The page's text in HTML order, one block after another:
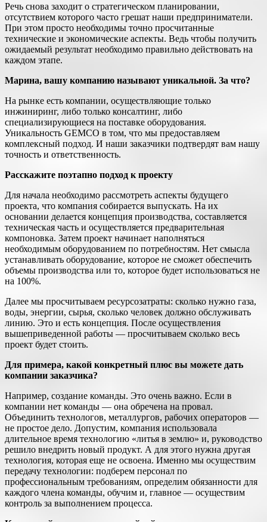
Речь снова заходит о стратегическом планировании,
отсутствием которого часто грешат наши предприниматели.
При этом просто необходимы точно просчитанные
технические и экономические аспекты. Ведь чтобы получить
ожидаемый результат необходимо правильно действовать на
каждом этапе.
Марина, вашу компанию называют уникальной. За что?
На рынке есть компании, осуществляющие только
инжиниринг, либо только консалтинг, либо
специализирующиеся на поставке оборудования.
Уникальность GEMCO в том, что мы предоставляем
комплексный подход. И наши заказчики подтвердят вам нашу
точность и ответственность.
Расскажите поэтапно подход к проекту
Для начала необходимо рассмотреть аспекты будущего
проекта, что компания собирается выпускать. На их
основании делается концепция производства, составляется
техническая часть и осуществляется предварительная
компоновка. Затем проект начинает наполняться
необходимым оборудованием по потребностям. Нет смысла
устанавливать оборудование, которое не сможет обеспечить
объемы производства или то, которое будет использоваться не
на 100%.
Далее мы просчитываем ресурсозатраты: сколько нужно газа,
воды, энергии, сырья, сколько человек должно обслуживать
линию. Это и есть концепция. После осуществления
вышеприведенной работы — просчитываем сколько весь
проект будет стоить.
Для примера, какой конкретный плюс вы можете дать
компании заказчика?
Например, создание команды. Это очень важно. Если в
компании нет команды — она обречена на провал.
Объединить технологов, металлургов, рабочих операторов —
не простое дело. Допустим, компания использовала
длительное время технологию «литья в землю» и, руководство
решило внедрить новый продукт. А для этого нужна другая
технология, которая еще не освоена. Именно мы осуществим
передачу технологии: подберем персонал по
профессиональным требованиям, определим обязанности для
каждого члена команды, обучим и, главное — осуществим
контроль за выполнением процесса.